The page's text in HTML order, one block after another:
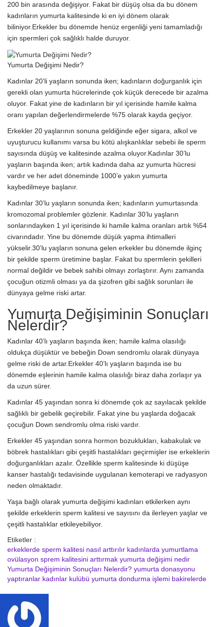
200 bin arasında değişiyor. Fakat bir düşüş olsa da bu dönem
kadınların yumurta kalitesinde ki en iyi dönem olarak
biliniyor.Erkekler bu dönemde henüz ergenliği yeni tamamladığı
için spermleri çok sağlıklı halde duruyor.
Yumurta Değişimi Nedir?
Kadınlar 20’li yaşların sonunda iken; kadınların doğurganlık için
gerekli olan yumurta hücrelerinde çok küçük derecede bir azalma
oluyor. Fakat yine de kadınların bir yıl içerisinde hamile kalma
oranı yapılan değerlendirmelerde %75 olarak kayda geçiyor.
Erkekler 20 yaşlarının sonuna geldiğinde eğer sigara, alkol ve
uyuşturucu kullanımı varsa bu kötü alışkanlıklar sebebi ile sperm
sayısında düşüş ve kalitesinde azalma oluyor.Kadınlar 30’lu
yaşların başında iken; artık kadında daha az yumurta hücresi
vardır ve her adet döneminde 1000’e yakın yumurta
kaybedilmeye başlanır.
Kadınlar 30’lu yaşların sonunda iken; kadınların yumurtasında
kromozomal problemler gözlenir. Kadınlar 30’lu yaşların
sonlarındayken 1 yıl içerisinde ki hamile kalma oranları artık %54
civarındadır. Yine bu dönemde düşük yapma ihtimalleri
yükselir.30’lu yaşların sonuna gelen erkekler bu dönemde ilginç
bir şekilde sperm üretimine başlar. Fakat bu spermlerin şekilleri
normal değildir ve bebek sahibi olmayı zorlaştırır. Aynı zamanda
çocuğun otizmli olması ya da şizofren gibi sağlık sorunları ile
dünyaya gelme riski artar.
Yumurta Değişiminin Sonuçları
Nelerdir?
Kadınlar 40’lı yaşların başında iken; hamile kalma olasılığı
oldukça düşüktür ve bebeğin Down sendromlu olarak dünyaya
gelme riski de artar.Erkekler 40’lı yaşların başında ise bu
dönemde eşlerinin hamile kalma olasılığı biraz daha zorlaşır ya
da uzun sürer.
Kadınlar 45 yaşından sonra ki dönemde çok az sayılacak şekilde
sağlıklı bir gebelik geçirebilir. Fakat yine bu yaşlarda doğacak
çocuğun Down sendromlu olma riski vardır.
Erkekler 45 yaşından sonra hormon bozuklukları, kabakulak ve
böbrek hastalıkları gibi çeşitli hastalıkları geçirmişler ise erkeklerin
doğurganlıkları azalır. Özellikle sperm kalitesinde ki düşüşe
kanser hastalığı tedavisinde uygulanan kemoterapi ve radyasyon
neden olmaktadır.
Yaşa bağlı olarak yumurta değişimi kadınları etkilerken aynı
şekilde erkeklerin sperm kalitesi ve sayısını da ilerleyen yaşlar ve
çeşitli hastalıklar etkileyebiliyor.
Etiketler :
erkeklerde sperm kalitesi nasıl arttırılır kadınlarda yumurtlama
ovülasyon sprem kalitesini arttırmak yumurta değişimi nedir
Yumurta Değişiminin Sonuçları Nelerdir? yumurta donasyonu
yaptıranlar kadınlar kulübü yumurta dondurma işlemi bakirelerde